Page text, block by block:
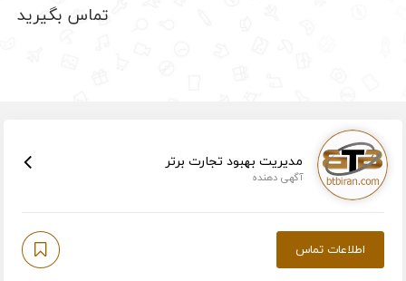
تماس بگیرید
مدیریت بهبود تجارت برتر
آگهی دهنده
اطلاعات تماس